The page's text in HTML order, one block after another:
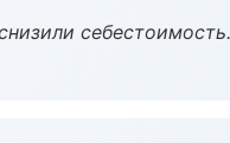
себестоимость.